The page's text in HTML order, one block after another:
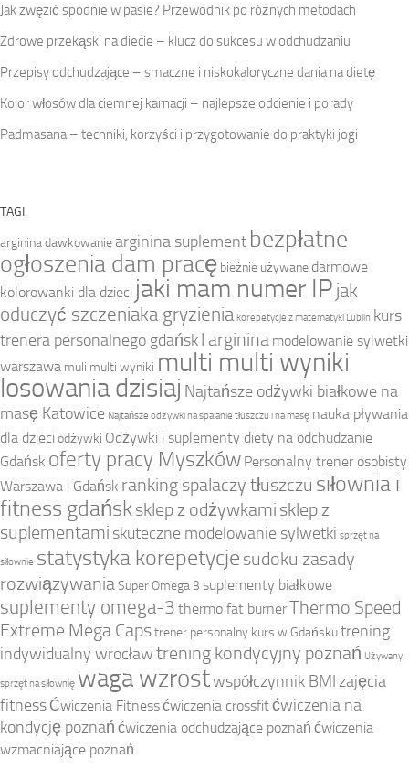
Jak zwęzić spodnie w pasie? Przewodnik po różnych metodach
Zdrowe przekąski na diecie – klucz do sukcesu w odchudzaniu
Przepisy odchudzające – smaczne i niskokaloryczne dania na dietę
Kolor włosów dla ciemnej karnacji – najlepsze odcienie i porady
Padmasana – techniki, korzyści i przygotowanie do praktyki jogi
TAGI
arginina dawkowaniearginina suplement bezpłatne
ogłoszenia dam pracę bieżnie używane darmowe
kolorowanki dla dzieci jaki mam numer IP jak
oduczyć szczeniaka gryzienia korepetycje z matematyki Lublin kurs
trenera personalnego gdańskl arginina modelowanie sylwetki
warszawa muli multi wyniki multi multi wyniki
losowania dzisiaj Najtańsze odżywki białkowe na
masę Katowice Najtańsze odżywki na spalanie tłuszczu i na masę nauka pływania
dla dzieci odżywki Odżywki i suplementy diety na odchudzanie
Gdańsk oferty pracy Myszków Personalny trener osobisty
Warszawa i Gdańsk ranking spalaczy tłuszczu siłownia i
fitness gdańsksklep z odżywkami sklep z
suplementami skuteczne modelowanie sylwetki sprzęt na
siłownie statystyka korepetycje sudoku zasady
rozwiązywaniaSuper Omega 3 suplementy białkowe
suplementy omega-3 thermo fat burnerThermo Speed
Extreme Mega Capstrener personalny kurs w Gdańskutrening
indywidualny wrocławtrening kondycyjny poznań Używany
sprzęt na siłownię waga wzrostwspółczynnik BMI zajęcia
fitness Ćwiczenia Fitnessćwiczenia crossfitćwiczenia na
kondycję poznań ćwiczenia odchudzające poznań ćwiczenia
wzmacniające poznań